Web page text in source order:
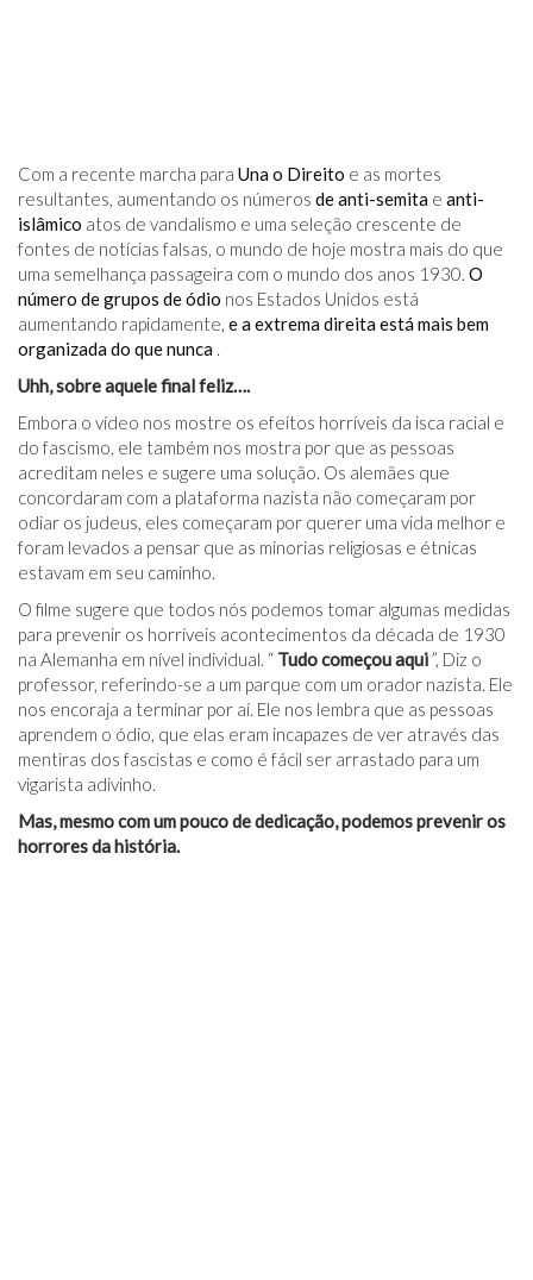
Com a recente marcha para Una o Direito e as mortes
resultantes, aumentando os números de anti-semita e anti-
islâmico atos de vandalismo e uma seleção crescente de
fontes de notícias falsas, o mundo de hoje mostra mais do que
uma semelhança passageira com o mundo dos anos 1930. O
número de grupos de ódio nos Estados Unidos está
aumentando rapidamente, e a extrema direita está mais bem
organizada do que nunca .
Uhh, sobre aquele final feliz….
Embora o vídeo nos mostre os efeitos horríveis da isca racial e
do fascismo, ele também nos mostra por que as pessoas
acreditam neles e sugere uma solução. Os alemães que
concordaram com a plataforma nazista não começaram por
odiar os judeus, eles começaram por querer uma vida melhor e
foram levados a pensar que as minorias religiosas e étnicas
estavam em seu caminho.
O filme sugere que todos nós podemos tomar algumas medidas
para prevenir os horríveis acontecimentos da década de 1930
na Alemanha em nível individual. “ Tudo começou aqui”, Diz o
professor, referindo-se a um parque com um orador nazista. Ele
nos encoraja a terminar por aí. Ele nos lembra que as pessoas
aprendem o ódio, que elas eram incapazes de ver através das
mentiras dos fascistas e como é fácil ser arrastado para um
vigarista adivinho.
Mas, mesmo com um pouco de dedicação, podemos prevenir os
horrores da história.